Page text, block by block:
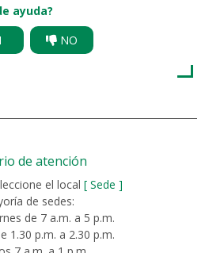
Duran Vargas:
de su personal y de la forma de
resultados, muy bueno..
ayuda?
NO
de atención
el local [ Sede ]
de sedes:
de 7 a.m. a 5 p.m.
1.30 p.m. a 2.30 p.m.